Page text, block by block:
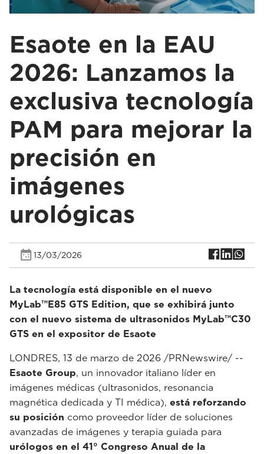
Esaote en la EAU
2026: Lanzamos la
exclusiva tecnología
PAM para mejorar la
precisión en
imágenes
urológicas
13/03/2026
La tecnología está disponible en el nuevo
MyLab™E85 GTS Edition, que se exhibirá junto
con el nuevo sistema de ultrasonidos MyLab™C30
GTS en el expositor de Esaote
LONDRES, 13 de marzo de 2026 /PRNewswire/ --
Esaote Group, un innovador italiano líder en
imágenes médicas (ultrasonidos, resonancia
magnética dedicada y TI médica), está reforzando
su posición como proveedor líder de soluciones
avanzadas de imágenes y terapia guiada para
urólogos en el 41° Congreso Anual de la